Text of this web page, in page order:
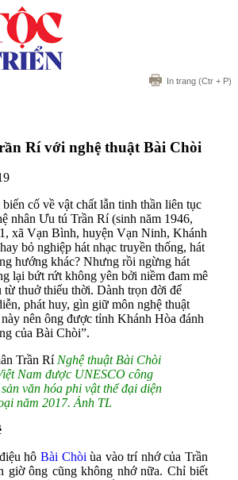
In trang (Ctr + P)
Rí với nghệ thuật Bài Chòi
cố về vật chất lẫn tinh thần liên tục
nhân Ưu tú Trần Rí (sinh năm 1946,
xã Vạn Bình, huyện Vạn Ninh, Khánh
bỏ nghiệp hát nhạc truyền thống, hát
hướng khác? Nhưng rồi ngừng hát
lại bứt rứt không yên bởi niềm đam mê
từ thuở thiếu thời. Dành trọn đời để
phát huy, gìn giữ môn nghệ thuật
nên ông được tỉnh Khánh Hòa đánh
của Bài Chòi”.
Nghệ thuật Bài Chòi
Nam được UNESCO công
văn hóa phi vật thể đại diện
năm 2017. Ảnh TL
hô Bài Chòiùa vào trí nhớ của Trần
giờ ông cũng không nhớ nữa. Chỉ biết